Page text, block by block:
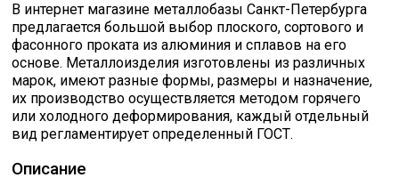
В интернет магазине металлобазы Санкт-Петербурга
предлагается большой выбор плоского, сортового и
фасонного проката из алюминия и сплавов на его
основе. Металлоизделия изготовлены из различных
марок, имеют разные формы, размеры и назначение,
их производство осуществляется методом горячего
или холодного деформирования, каждый отдельный
вид регламентирует определенный ГОСТ.
Описание